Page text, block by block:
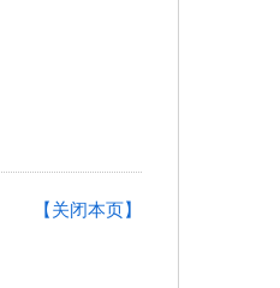
【关闭本页】